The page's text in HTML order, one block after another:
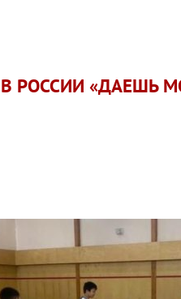
РОССИИ «ДАЕШЬ